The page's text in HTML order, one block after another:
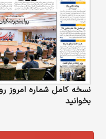
نسخه کامل شماره امروز
بخوانید